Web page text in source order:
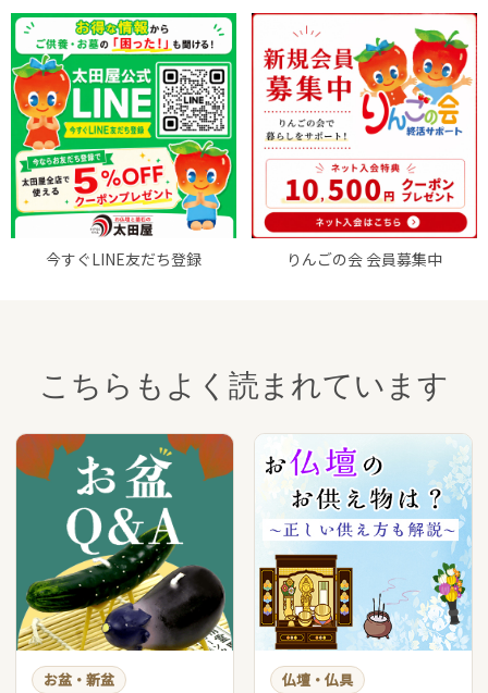
今すぐLINE友だち登録 りんごの会 会員募集中
こちらもよく読まれています
お盆・新盆 仏壇・仏具